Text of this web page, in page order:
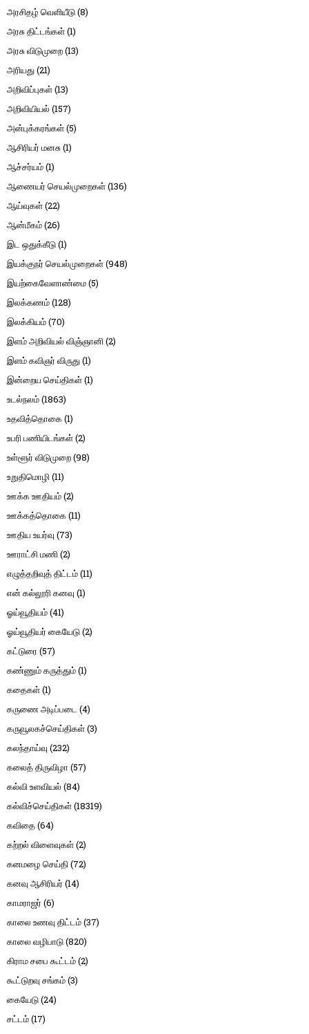
அரசிதழ் வெளியீடு(8)
அரசு திட்டங்கள்(1)
அரசு விடுமுறை(13)
அரியது(21)
அறிவிப்புகள்(13)
அறிவியியல் (157)
அன்புக்கரங்கள்(5)
ஆசிரியர் மனசு(1)
ஆச்சர்யம்(1)
ஆணையர் செயல்முறைகள்(136)
ஆய்வுகள்(22)
ஆன்மீகம்(26)
இட ஒதுக்கீடு(1)
இயக்குநர் செயல்முறைகள்(948)
இயற்கைவேளாண்மை(5)
இலக்கணம்(128)
இலக்கியம்(70)
இளம் அறிவியல் விஞ்ஞானி(2)
இளம் கவிஞர் விருது(1)
இன்றைய செய்திகள்(1)
உடல்நலம்(1863)
உதவித்தொகை(1)
உபரி பணியிடங்கள்(2)
உள்ளூர் விடுமுறை(98)
உறுதிமொழி(11)
ஊக்க ஊதியம்(2)
ஊக்கத்தொகை(11)
ஊதிய உயர்வு (73)
ஊராட்சி மணி(2)
எழுத்தறிவுத் திட்டம்(11)
என் கல்லூரி கனவு (1)
ஓய்வூதியம்(41)
ஓய்வூதியர் கையேடு(2)
கட்டுரை (57)
கண்ணும் கருத்தும்(1)
கதைகள்(1)
கருணை அடிப்படை (4)
கருவூலகச்செய்திகள்(3)
கலந்தாய்வு (232)
கலைத் திருவிழா (57)
கல்வி உளவியல் (84)
கல்விச்செய்திகள்(18319)
கவிதை(64)
கற்றல் விளைவுகள்(2)
கனமழை செய்தி(72)
கனவு ஆசிரியர் (14)
காமராஜர் (6)
காலை உணவு திட்டம்(37)
காலை வழிபாடு(820)
கிராம சபை கூட்டம்(2)
கூட்டுறவு சங்கம்(3)
கையேடு(24)
சட்டம்(17)